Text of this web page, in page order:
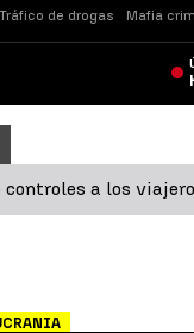
Tráfico de drogas Mafia
controles a los